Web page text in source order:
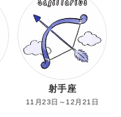
射手座
11月23日～12月21日